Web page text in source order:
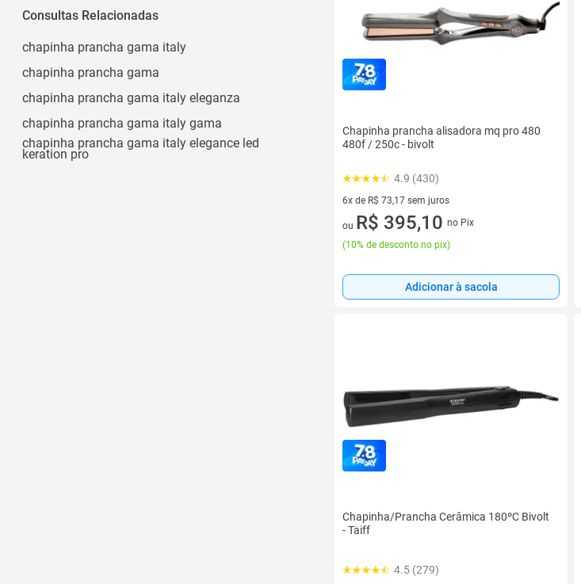
Ceramic Ion
Consultas Relacionadas
chapinha prancha gama italy
chapinha prancha gama
chapinha prancha gama italy eleganza
chapinha prancha gama italy gama
chapinha prancha gama italy elegance led
keration pro
Chapinha prancha alisadora mq pro 480
480f / 250c - bivolt
4.9 (430)
6x de R$ 73,17 sem juros
6 vez de R$ 73,17 sem juros
ou R$ 395,10 no Pix
(10% de desconto no pix)
Adicionar à sacola
Chapinha/Prancha Cerâmica 180ºC Bivolt
- Taiff
4.5 (279)